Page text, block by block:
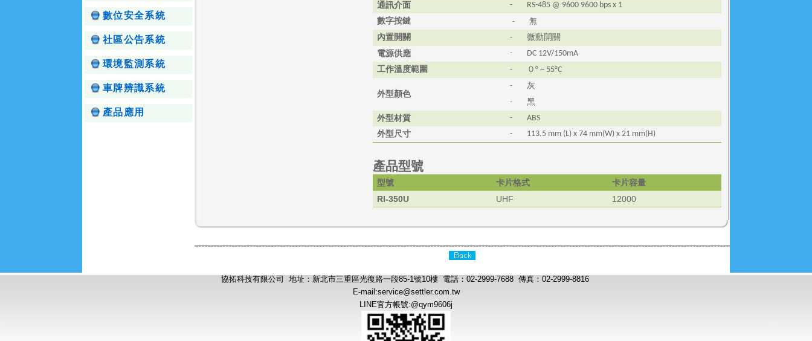
數位安全系統
社區公告系統
環境監測系統
車牌辨識系統
產品應用
通訊介面
-
RS-485 @ 9600 9600 bps x 1
數字按鍵
- 無
內置開關 -
微動開關
電源供應
-
DC 12V/150mA
工作溫度範圍
- ０° ~ 55°C
外型顏色
-
灰
-
黑
外型材質
-
ABS
外型尺寸
- 113.5 mm (L) x 74 mm(W) x 21 mm(H)
產品型號
型號 卡片格式
卡片容量
RI-350U
UHF 12000
協拓科技有限公司 地址：新北市三重區光復路一段85-1號10樓 電話：02-2999-7688 傳真：02-2999-8816
E-mail:service@settler.com.tw
LINE官方帳號:@qym9606j